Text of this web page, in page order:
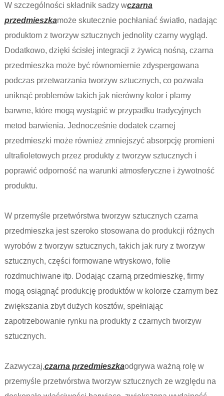
W szczególności składnik sadzy wczarna
przedmieszkamoże skutecznie pochłaniać światło, nadając
produktom z tworzyw sztucznych jednolity czarny wygląd.
Dodatkowo, dzięki ścisłej integracji z żywicą nośną, czarna
przedmieszka może być równomiernie zdyspergowana
podczas przetwarzania tworzyw sztucznych, co pozwala
uniknąć problemów takich jak nierówny kolor i plamy
barwne, które mogą wystąpić w przypadku tradycyjnych
metod barwienia. Jednocześnie dodatek czarnej
przedmieszki może również zmniejszyć absorpcję promieni
ultrafioletowych przez produkty z tworzyw sztucznych i
poprawić odporność na warunki atmosferyczne i żywotność
produktu.
W przemyśle przetwórstwa tworzyw sztucznych czarna
przedmieszka jest szeroko stosowana do produkcji różnych
wyrobów z tworzyw sztucznych, takich jak rury z tworzyw
sztucznych, części formowane wtryskowo, folie
rozdmuchiwane itp. Dodając czarną przedmieszkę, firmy
mogą osiągnąć produkcję produktów w kolorze czarnym bez
zwiększania zbyt dużych kosztów, spełniając
zapotrzebowanie rynku na produkty z czarnych tworzyw
sztucznych.
Zazwyczaj,czarna przedmieszkaodgrywa ważną rolę w
przemyśle przetwórstwa tworzyw sztucznych ze względu na